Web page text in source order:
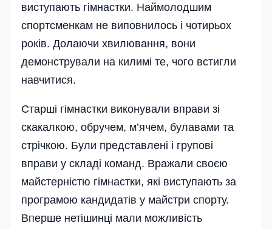
виступають гімнастки. Наймолодшим
спортсменкам не виповнилось і чоти­рьох
років. Долаючи хвилювання, вони
демонстрували на килимі те, чого встигли
навчитися.
Старші гімнастки виконували вправи зі
скакалкою, обручем, м’ячем, булавами та
стрічкою. Були представлені і групові
вправи у складі команд. Вражали своєю
майстерністю гімнастки, які виступають за
програмою кандидатів у майстри спорту.
Вперше нетішинці мали можливість